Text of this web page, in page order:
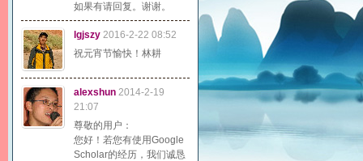
如果有请回复。谢谢。
lgjszy 2016-2-22 08:52
祝元宵节愉快！林耕
alexshun 2014-2-19
21:07
尊敬的用户：
您好！若您有使用Google
Scholar的经历，我们诚恳